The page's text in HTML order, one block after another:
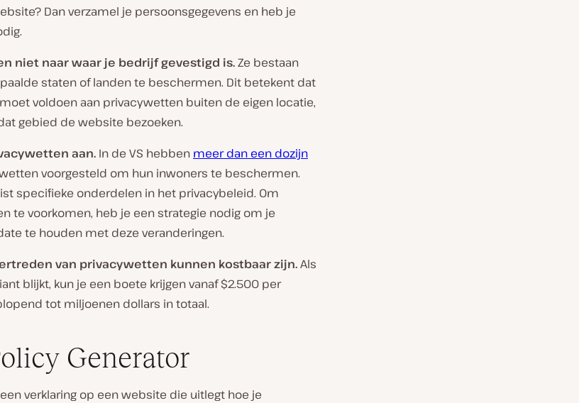
Dan verzamel je persoonsgegevens en heb je
niet naar waar je bedrijf gevestigd is.Ze bestaan
staten of landen te beschermen. Dit betekent dat
voldoen aan privacywetten buiten de eigen locatie,
gebied de website bezoeken.
aan. In de VS hebben meer dan een dozijn
voorgesteld om hun inwoners te beschermen.
specifieke onderdelen in het privacybeleid. Om
te voorkomen, heb je een strategie nodig om je
te houden met deze veranderingen.
van privacywetten kunnen kostbaar zijn.Als
blijkt, kun je een boete krijgen vanaf $2.500 per
tot miljoenen dollars in totaal.
Generator
verklaring op een website die uitlegt hoe je